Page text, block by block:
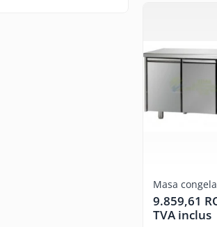
Masa
9.859,61
TVA inclus